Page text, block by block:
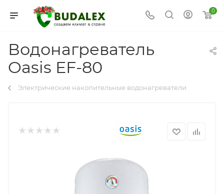
0
Водонагреватель
Oasis EF-80
Электрические накопительные водонагреватели